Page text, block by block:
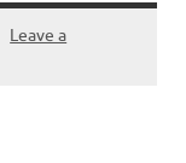
Leave a